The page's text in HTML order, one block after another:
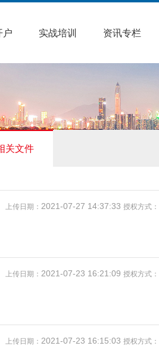
户 实战培训 资讯专栏
关文件
上传日期： 2021-07-27 14:37:33授权方式：
上传日期： 2021-07-23 16:21:09授权方式：
上传日期： 2021-07-23 16:15:03授权方式：